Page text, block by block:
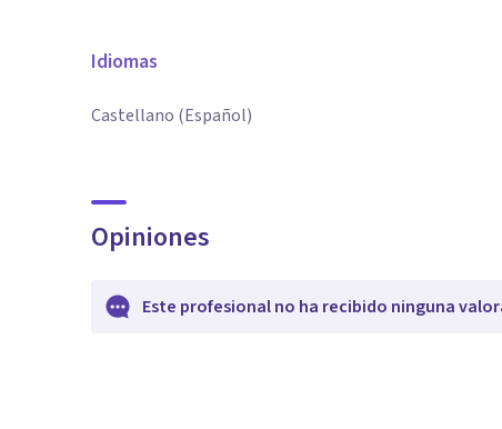
Idiomas
Castellano (Español)
Opiniones
Este profesional no ha recibido ninguna